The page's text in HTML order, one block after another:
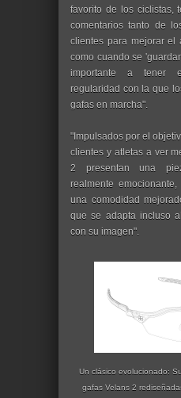
favorito de los ciclistas,
comentarios tanto de
clientes para mejorar el
como cuando se
importante a tener
regularidad con la que
gafas en marcha".
"Impulsados por el
clientes y atletas a ver
2 presentan una
realmente
una comodidad
que se adapta incluso
con su imagen".
Un clásico evolucionado:
gafas Velans 2